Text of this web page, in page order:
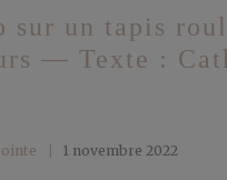
sur un tapis
— Texte :
1 novembre 2022